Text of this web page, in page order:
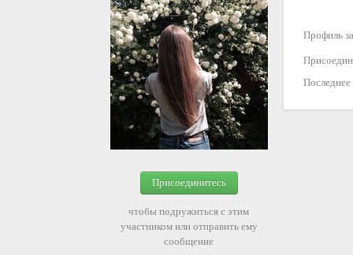
Присоединитесь
чтобы подружиться с этим
участником или отправить ему
сообщение
Профиль